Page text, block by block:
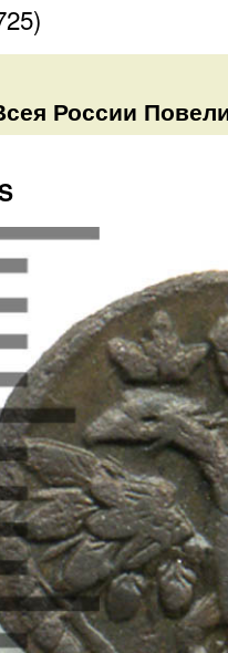
России